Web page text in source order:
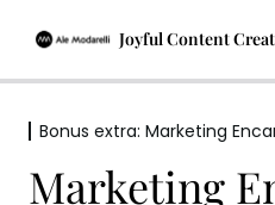
Joyful Content
Recuperar la magia
1 lección
Bonus extra: Marketing
Marketing